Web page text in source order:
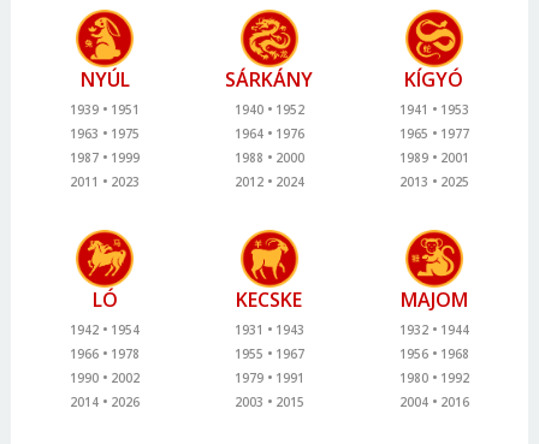
NYÚL
1939
1951
1963
1975
1987
1999
2011
2023
SÁRKÁNY
1940
1952
1964
1976
1988
2000
2012
2024
KÍGYÓ
1941
1953
1965
1977
1989
2001
2013
2025
LÓ
1942
1954
1966
1978
1990
2002
2014
2026
KECSKE
1931
1943
1955
1967
1979
1991
2003
2015
MAJOM
1932
1944
1956
1968
1980
1992
2004
2016